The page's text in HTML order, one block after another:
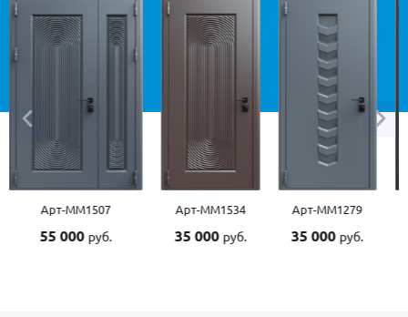
ММ1507
руб.
Арт-ММ1534
руб.
Арт-ММ1279
35 000 руб.
Арт-
45 000